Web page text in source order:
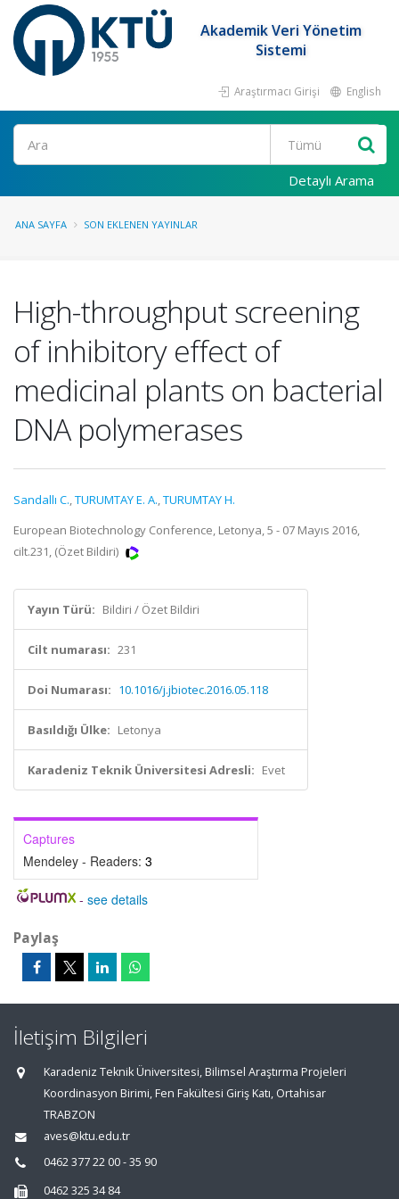
Akademik Veri Yönetim
Sistemi
Araştırmacı Girişi English
Ara
Detaylı Arama
ANA SAYFA SON EKLENEN YAYINLAR
High-throughput screening
of inhibitory effect of
medicinal plants on bacterial
DNA polymerases
Sandallı C.,TURUMTAY E. A.,TURUMTAY H.
European Biotechnology Conference, Letonya, 5 - 07 Mayıs 2016,
cilt.231, (Özet Bildiri)
Yayın Türü: Bildiri / Özet Bildiri
Cilt numarası: 231
Doi Numarası: 10.1016/j.jbiotec.2016.05.118
Basıldığı Ülke: Letonya
Karadeniz Teknik Üniversitesi Adresli: Evet
Captures
Mendeley - Readers: 3
- see details
Paylaş
İletişim Bilgileri
Karadeniz Teknik Üniversitesi, Bilimsel Araştırma Projeleri
Koordinasyon Birimi, Fen Fakültesi Giriş Katı, Ortahisar
TRABZON
aves@ktu.edu.tr
0462 377 22 00 - 35 90
0462 325 34 84